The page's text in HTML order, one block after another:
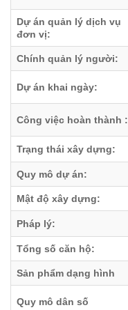
Dự án quản lý dịch vụ
đơn vị:
Chính quản lý người:
Dự án khai ngày:
Công việc hoàn thành :
Trạng thái xây dựng:
Quy mô dự án:
Mật độ xây dựng:
Pháp lý:
Tổng số căn hộ:
Sản phẩm dạng hình
Quy mô dân số